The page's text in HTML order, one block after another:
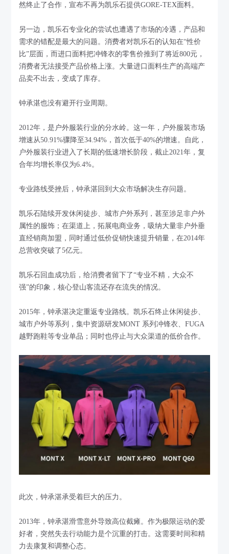
然终止了合作，宣布不再为凯乐石提供GORE-TEX面料。
另一边，凯乐石专业化的尝试也遭遇了市场的冷遇，产品和
需求的错配是最大的问题。消费者对凯乐石的认知在“性价
比”层面，而进口面料把冲锋衣的零售价推到了将近800元，
消费者无法接受产品价格上涨。大量进口面料生产的高端产
品卖不出去，变成了库存。
钟承湛也没有避开行业周期。
2012年，是户外服装行业的分水岭。这一年，户外服装市场
增速从50.91%骤降至34.94%，首次低于40%的增速。自此，
户外服装行业进入了长期的低速增长阶段，截止2021年，复
合年均增长率仅为6.4%。
专业路线受挫后，钟承湛回到大众市场解决生存问题。
凯乐石陆续开发休闲徒步、城市户外系列，甚至涉足非户外
属性的服饰；在渠道上，拓展电商业务，吸纳大量非户外垂
直经销商加盟，同时通过低价促销快速提升销量，在2014年
总营收突破了5亿元。
凯乐石回血成功后，给消费者留下了“专业不精，大众不
强”的印象，核心登山客流还存在流失的情况。
2015年，钟承湛决定重返专业路线。凯乐石终止休闲徒步、
城市户外等系列，集中资源研发MONT 系列冲锋衣、FUGA
越野跑鞋等专业单品；同时也停止与大众渠道的低价合作。
此次，钟承湛承受着巨大的压力。
2013年，钟承湛滑雪意外导致高位截瘫。作为极限运动的爱
好者，突然失去行动能力是个沉重的打击。这需要时间和精
力去康复和调整心态。